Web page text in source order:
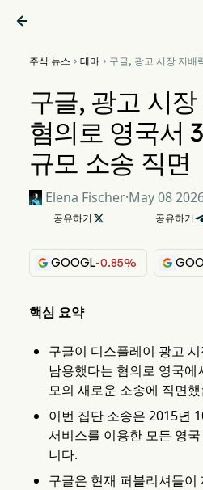

주식 뉴스  테마 구글, 광고 시장 지배
구글, 광고 시
혐의로 영국서
규모 소송 직면
Elena Fischer·May 08
공유하기  공유하기
GOOGL-0.85%
핵심 요약
구글이 디스플레이 광고
남용했다는 혐의로 영국에
모의 새로운 소송에 직면
이번 집단 소송은 2015년
서비스를 이용한 모든 영
니다.
구글은 현재 퍼블리셔들이